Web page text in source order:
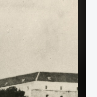
1900